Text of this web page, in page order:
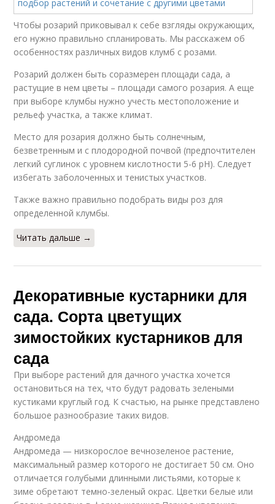
Чтобы розарий приковывал к себе взгляды окружающих,
его нужно правильно спланировать. Мы расскажем об
особенностях различных видов клумб с розами.
Розарий должен быть соразмерен площади сада, а
растущие в нем цветы – площади самого розария. А еще
при выборе клумбы нужно учесть местоположение и
рельеф участка, а также климат.
Место для розария должно быть солнечным,
безветренным и с плодородной почвой (предпочтителен
легкий суглинок с уровнем кислотности 5-6 рН). Следует
избегать заболоченных и тенистых участков.
Также важно правильно подобрать виды роз для
определенной клумбы.
Читать дальше →
Декоративные кустарники для
сада. Сорта цветущих
зимостойких кустарников для
сада
При выборе растений для дачного участка хочется
остановиться на тех, что будут радовать зелеными
кустиками круглый год. К счастью, на рынке представлено
большое разнообразие таких видов.
Андромеда
Андромеда — низкорослое вечнозеленое растение,
максимальный размер которого не достигает 50 см. Оно
отличается голубыми длинными листьями, которые к
зиме обретают темно-зеленый окрас. Цветки белые или